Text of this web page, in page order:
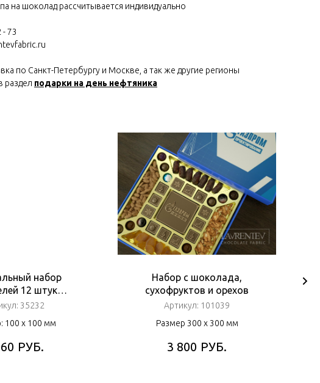
на шоколад рассчитывается индивидуально
- 73
по Санкт-Петербургу и Москве, а так же другие регионы
раздел подарки на день нефтяника
набор
12 штук
35232
100 х 100 мм
РУБ.
Набор с шоколада,
сухофруктов и орехов
Артикул: 101039
Размер 300 х 300 мм
3 800 РУБ.